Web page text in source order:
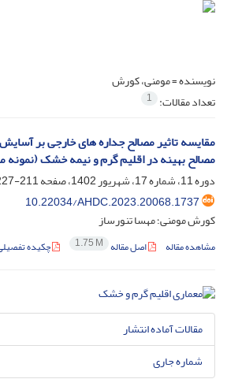
نویسنده =مومنی، کورش
تعداد مقالات: 1
مقایسه تاثیر مصالح جداره های خارجی بر
مصالح بهینه در اقلیم گرم و نیمه خشک
دوره 11، شماره 17، شهریور 1402، صفحه
211-227
10.22034/AHDC.2023.20068.1737
کورش مومنی؛ مهسا تنورساز
مشاهده مقاله اصل مقاله 1.75 M چکیده
مقالات آماده انتشار
شماره جاری